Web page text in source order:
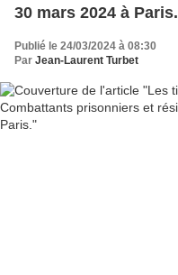
30 mars 2024 à Paris.
Publié le 24/03/2024 à 08:30
Par Jean-Laurent Turbet